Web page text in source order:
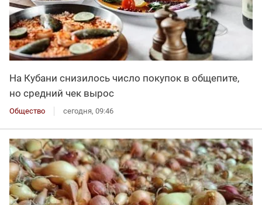
На Кубани снизилось число покупок в общепите,
но средний чек вырос
Общество сегодня, 09:46